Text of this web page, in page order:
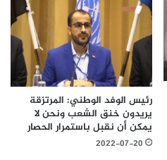
رئيس الوفد الوطني: المرتزقة
يريدون خنق الشعب ونحن لا
يمكن أن نقبل باستمرار الحصار
2022-07-20